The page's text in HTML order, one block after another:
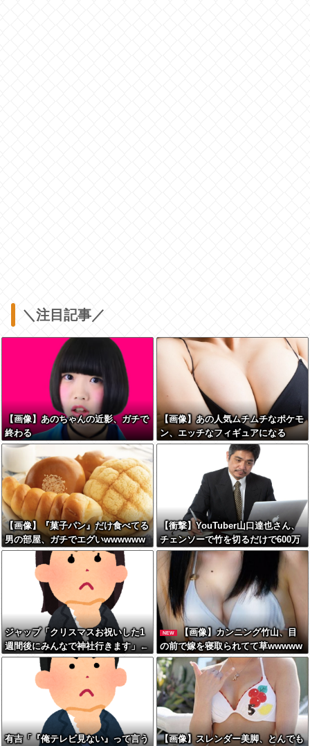
＼注目記事／
【画像】あのちゃんの近影、ガチで
終わる
【画像】あの人気ムチムチなポケモ
ン、エッチなフィギュアになる
【画像】『菓子パン』だけ食べてる
男の部屋、ガチでエグいwwwwww
【衝撃】YouTuber山口達也さん、
チェンソーで竹を切るだけで600万
再生を突破してしまう←正直、こう
言うのでいいんだよなw w w w w w
w w
ジャップ「クリスマスお祝いした1
週間後にみんなで神社行きます」←
これ
NEW
【画像】カンニング竹山、目
の前で嫁を寝取られてて草wwwww
有吉「『俺テレビ見ない』って言う
【画像】スレンダー美脚、とんでも